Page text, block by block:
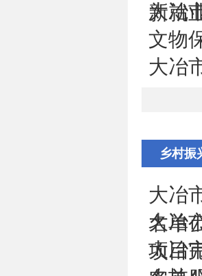
新就
大冶
文物
大冶
乡村振
大冶
名单
大冶
项目
大冶